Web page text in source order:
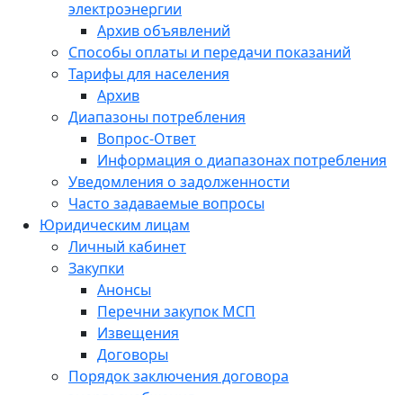
электроэнергии
Архив объявлений
Способы оплаты и передачи показаний
Тарифы для населения
Архив
Диапазоны потребления
Вопрос-Ответ
Информация о диапазонах потребления
Уведомления о задолженности
Часто задаваемые вопросы
Юридическим лицам
Личный кабинет
Закупки
Анонсы
Перечни закупок МСП
Извещения
Договоры
Порядок заключения договора